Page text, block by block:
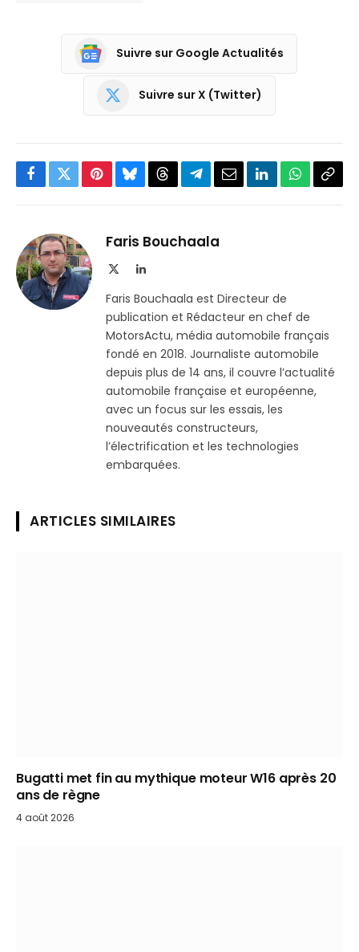
Suivre sur Google Actualités
Suivre sur X (Twitter)
Facebook
TwitterPinterestBlueskyThreadsPartager
Telegram
EmailLinkedInWhatsApp
Faris Bouchaala
LinkedIn
Faris Bouchaala est Directeur de
publication et Rédacteur en chef de
MotorsActu, média automobile français
fondé en 2018. Journaliste automobile
depuis plus de 14 ans, il couvre l’actualité
automobile française et européenne,
avec un focus sur les essais, les
nouveautés constructeurs,
l’électrification et les technologies
embarquées.
ARTICLES SIMILAIRES
Bugatti met fin au mythique moteur W16 après 20
ans de règne
4 août 2026